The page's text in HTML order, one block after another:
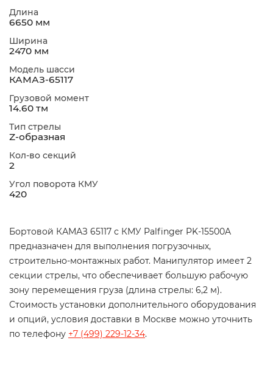
Длина
6650 мм
Ширина
2470 мм
Модель шасси
КАМАЗ-65117
Грузовой момент
14.60 тм
Тип стрелы
Z-образная
Кол-во секций
2
Угол поворота КМУ
420
Бортовой КАМАЗ 65117 с КМУ Palfinger PK-15500A
предназначен для выполнения погрузочных,
строительно-монтажных работ. Манипулятор имеет 2
секции стрелы, что обеспечивает большую рабочую
зону перемещения груза (длина стрелы: 6,2 м).
Стоимость установки дополнительного оборудования
и опций, условия доставки в Москве можно уточнить
по телефону +7 (499) 229-12-34.